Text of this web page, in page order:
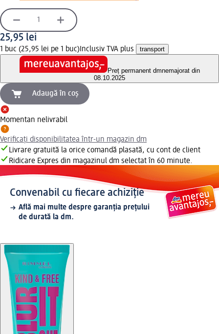
25,95 lei
1 buc (25,95 lei pe 1 buc) Inclusiv TVA plus transport
Preț permanent dmnemajorat din
08.10.2025
Adaugă în coș
Momentan nelivrabil
Verificați disponibilitatea într-un magazin dm
Livrare gratuită la orice comandă plasată, cu cont de client
Ridicare Expres din magazinul dm selectat în 60 minute.
Convenabil cu fiecare achiziție
Află mai multe despre garanția prețului
de durată la dm.